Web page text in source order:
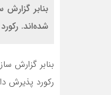
شده‌اند. رکورد
رکورد پذیرش